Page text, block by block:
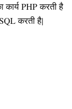
PHP करती है
करती है|